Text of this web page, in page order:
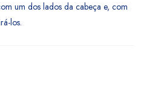
um dos lados da cabeça e, com
los.